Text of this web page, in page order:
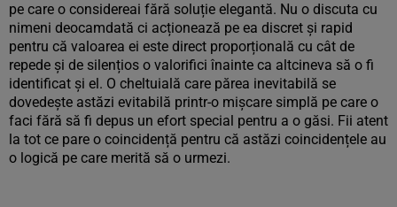
pe care o considereai fără soluție elegantă. Nu o discuta cu
nimeni deocamdată ci acționează pe ea discret și rapid
pentru că valoarea ei este direct proporțională cu cât de
repede și de silențios o valorifici înainte ca altcineva să o fi
identificat și el. O cheltuială care părea inevitabilă se
dovedește astăzi evitabilă printr-o mișcare simplă pe care o
faci fără să fi depus un efort special pentru a o găsi. Fii atent
la tot ce pare o coincidență pentru că astăzi coincidențele au
o logică pe care merită să o urmezi.